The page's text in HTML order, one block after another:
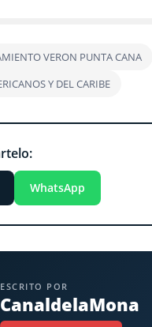
VERON PUNTA CANA
Y DEL CARIBE
WhatsApp
ESCRITO POR
CanaldelaMona